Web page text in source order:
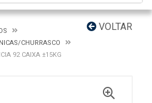
VOLTAR
CHURRASCO
92 CAIXA ±15KG